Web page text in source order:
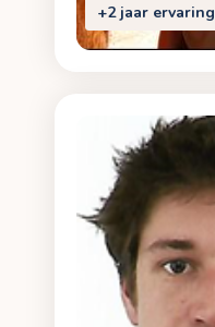
+2 jaar ervaring